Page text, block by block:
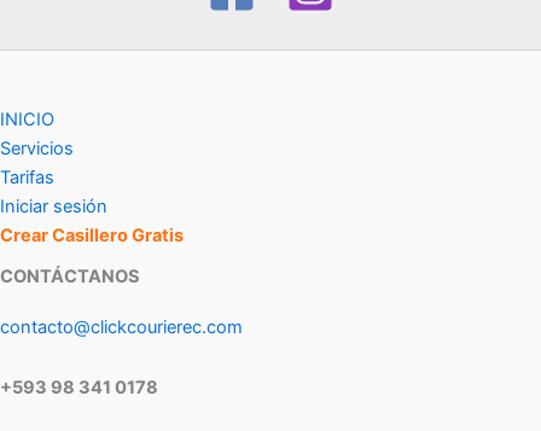
INICIO
Servicios
Tarifas
Iniciar sesión
Crear Casillero Gratis
CONTÁCTANOS
contacto@clickcourierec.com
+593 98 341 0178